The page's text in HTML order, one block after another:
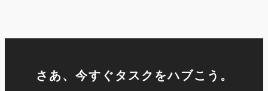
さあ、今すぐタスクをハブこう。